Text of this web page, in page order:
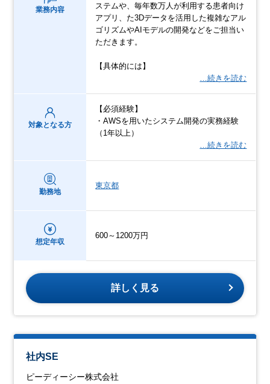
業務内容
ステムや、毎年数万人が利用する患者向け
アプリ、た3Dデータを活用した複雑なアル
ゴリズムやAIモデルの開発などをご担当い
ただきます。
【具体的には】
…続きを読む
対象となる方
【必須経験】
・AWSを用いたシステム開発の実務経験
（1年以上）
…続きを読む
勤務地
東京都
想定年収
600～1200万円
詳しく見る
社内SE
ピーディーシー株式会社